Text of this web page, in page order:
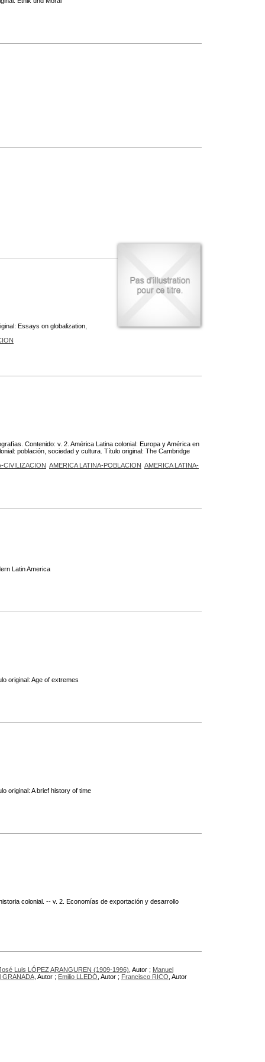
Essays on globalization,
Contenido: v. 2. América Latina colonial: Europa y América en
población, sociedad y cultura. Título original: The Cambridge
CIVILIZACION AMERICA LATINA-POBLACION AMERICA LATINA-
Latin America
original: Age of extremes
original: A brief history of time
colonial. -- v. 2. Economías de exportación y desarrollo
Luis LÓPEZ ARANGUREN (1909-1996) , Autor ; Manuel
GRANADA , Autor ; Emilio LLEDÓ , Autor ; Francisco RICO , Autor